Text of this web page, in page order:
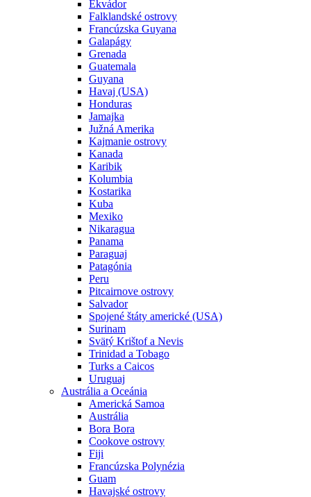
Ekvádor
Falklandské ostrovy
Francúzska Guyana
Galapágy
Grenada
Guatemala
Guyana
Havaj (USA)
Honduras
Jamajka
Južná Amerika
Kajmanie ostrovy
Kanada
Karibik
Kolumbia
Kostarika
Kuba
Mexiko
Nikaragua
Panama
Paraguaj
Patagónia
Peru
Pitcairnove ostrovy
Salvador
Spojené štáty americké (USA)
Surinam
Svätý Krištof a Nevis
Trinidad a Tobago
Turks a Caicos
Uruguaj
Austrália a Oceánia
Americká Samoa
Austrália
Bora Bora
Cookove ostrovy
Fiji
Francúzska Polynézia
Guam
Havajské ostrovy